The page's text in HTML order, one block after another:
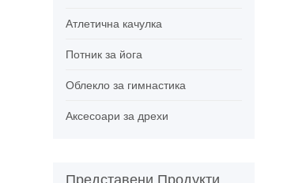
Атлетична качулка
Потник за йога
Облекло за гимнастика
Аксесоари за дрехи
Представени Продукти